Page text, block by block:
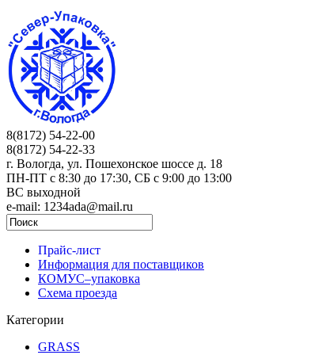
8(8172) 54-22-00
8(8172) 54-22-33
г. Вологда, ул. Пошехонское шоссе д. 18
ПН-ПТ c 8:30 до 17:30, СБ с 9:00 до 13:00
ВС выходной
e-mail: 1234ada@mail.ru
Прайс-лист
Информация для поставщиков
КОМУС–упаковка
Схема проезда
Категории
GRASS